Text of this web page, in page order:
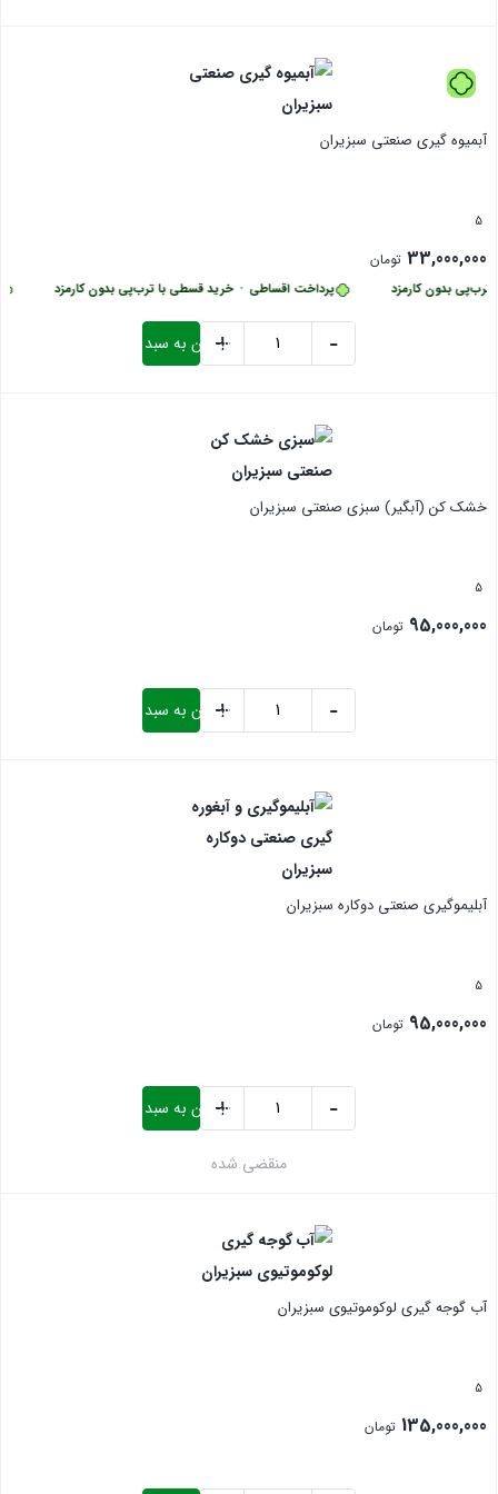
گازی
برقی
سبزیران
پرداخت اقساطی • خرید قسطی با ترب‌پی بدون کارمزد بدون کارمزد
آبمیوه گیری صنعتی سبزیران
5
33,000,000 تومان
آبمیوه
صنعتی
سبزیران
عدد
-
+
افزودن به سبد خرید
خشک کن (آبگیر) سبزی صنعتی سبزیران
5
95,000,000 تومان
خشک
(آبگیر)
سبزی
صنعتی
سبزیران
عدد
-
+
افزودن به سبد خرید
آبلیموگیری صنعتی دوکاره سبزیران
5
95,000,000 تومان
آبلیموگیری
عدد
-
+
افزودن به سبد خرید
منقضی شده
آب گوجه گیری لوکوموتیوی سبزیران
5
135,000,000 تومان